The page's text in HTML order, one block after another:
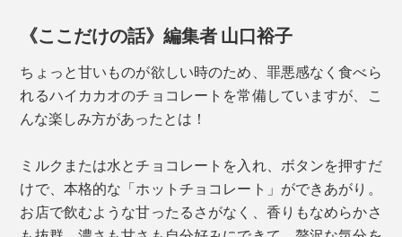
もちろん、疲れた時や甘いものが欲しい時は、甘いミル
沁み渡る甘味に、こわばっていた心と身体がふわりほど
けます。
フローサーはマグネット式で、注ぐ時や洗う時に落ちることがありません
《ここだけの話》編集者 山口裕子
ちょっと甘いものが欲しい時のため、罪悪感なく食べら
れるハイカカオのチョコレートを常備していますが、こ
んな楽しみ方があったとは！
ミルクまたは水とチョコレートを入れ、ボタンを押すだ
けで、本格的な「ホットチョコレート」ができあがり。
お店で飲むような甘ったるさがなく、香りもなめらかさ